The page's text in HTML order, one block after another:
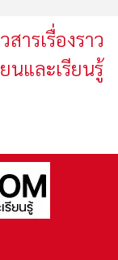
ารเรื่องราว
นและเรียนรู้